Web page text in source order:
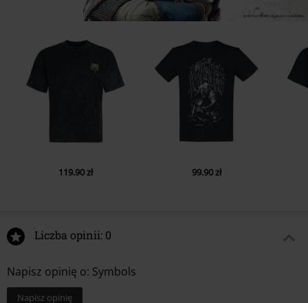
119.90 zł 99.90 zł
Liczba opinii: 0
Napisz opinię o: Symbols
Napisz opinię